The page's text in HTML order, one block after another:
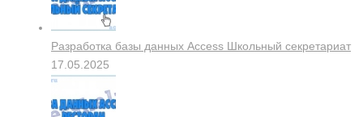
Разработка базы данных Access Школьный секретариат
17.05.2025